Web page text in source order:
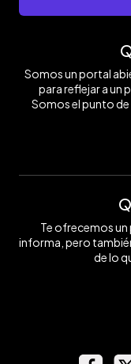
Somos un portal
para reflejar a un
Somos el punto de
Te ofrecemos
informa, pero
de lo